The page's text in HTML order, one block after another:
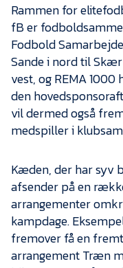
Job i
Presse
Rammen for
fB er
Fodbold
Sande i nord til
vest, og REMA
den
vil dermed også
medspiller i
Kæden, der har syv
afsender på en
arrangementer
kampdage.
fremover få en
arrangement Træn